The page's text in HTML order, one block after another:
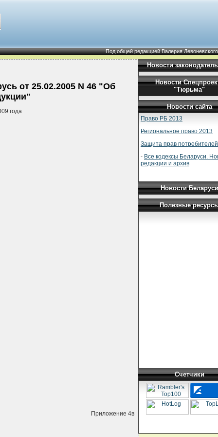
Под общей редакцией Валерия Левоневского
от 25.02.2005 N 46 "Об
года
Приложение 4в
Новости
Новости
"Тюрьма"
Новости сайта
Право РБ 2013
Региональное право 2013
Защита прав потребителей
- Все кодексы Беларуси.
редакции и архив
Новости Беларуси
Полезные
Счетчики